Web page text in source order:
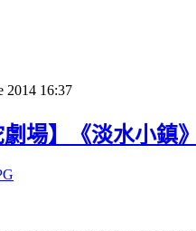
2014 16:37
劇場】《淡水小鎮